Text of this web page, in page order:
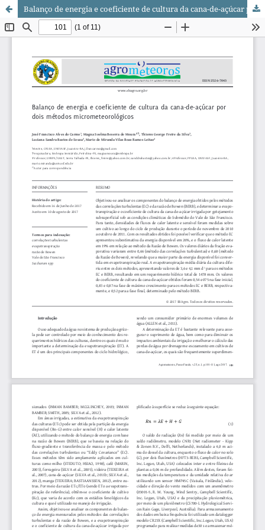
Balanço de energia e coeficiente de cultura da cana-de-açúcar por dois métodos micrometeorológicos